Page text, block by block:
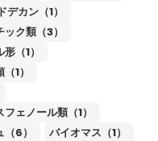
カン（1）
ク類（3）
（1）
1）
フェノール類（1）
6）
バイオマス（1）